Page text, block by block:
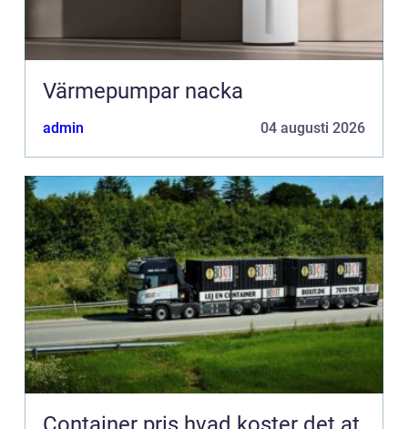
Värmepumpar nacka
admin 04 augusti 2026